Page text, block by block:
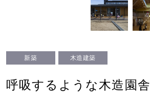
新築 木造建築
呼吸するような木造園舎